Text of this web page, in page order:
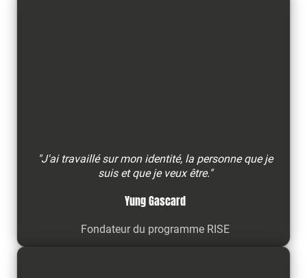
"J'ai travaillé sur mon identité, la personne que je
suis et que je veux être."
Yung Gascard
Fondateur du programme RISE